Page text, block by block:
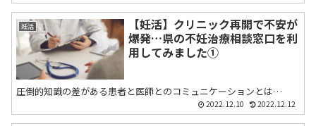
妊活
【妊活】クリニック再開で不安が
爆発…県の不妊治療相談窓口を利
用してみました①
圧倒的知識の差がある患者と医師とのコミュニケーションとは…
2022.12.10 2022.12.12